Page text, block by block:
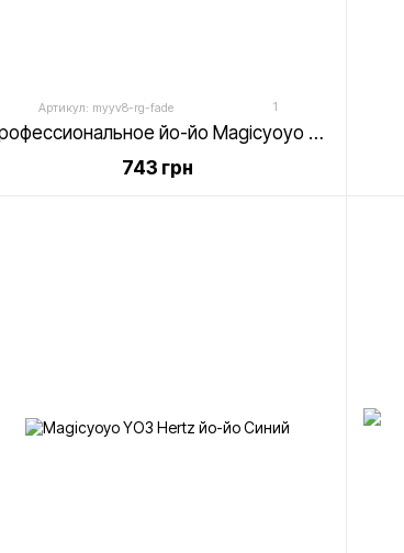
Артикул: myyv8-rg-fade 1
Профессиональное йо-йо Magicyoyo V8 Красно-серый Fade
743 грн